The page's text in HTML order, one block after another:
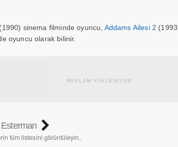
(1990) sinema filminde oyuncu, Addams Ailesi 2
oyuncu olarak bilinir.
REKLAM YÜKLENİYOR
tüm listesini görüntüleyin..